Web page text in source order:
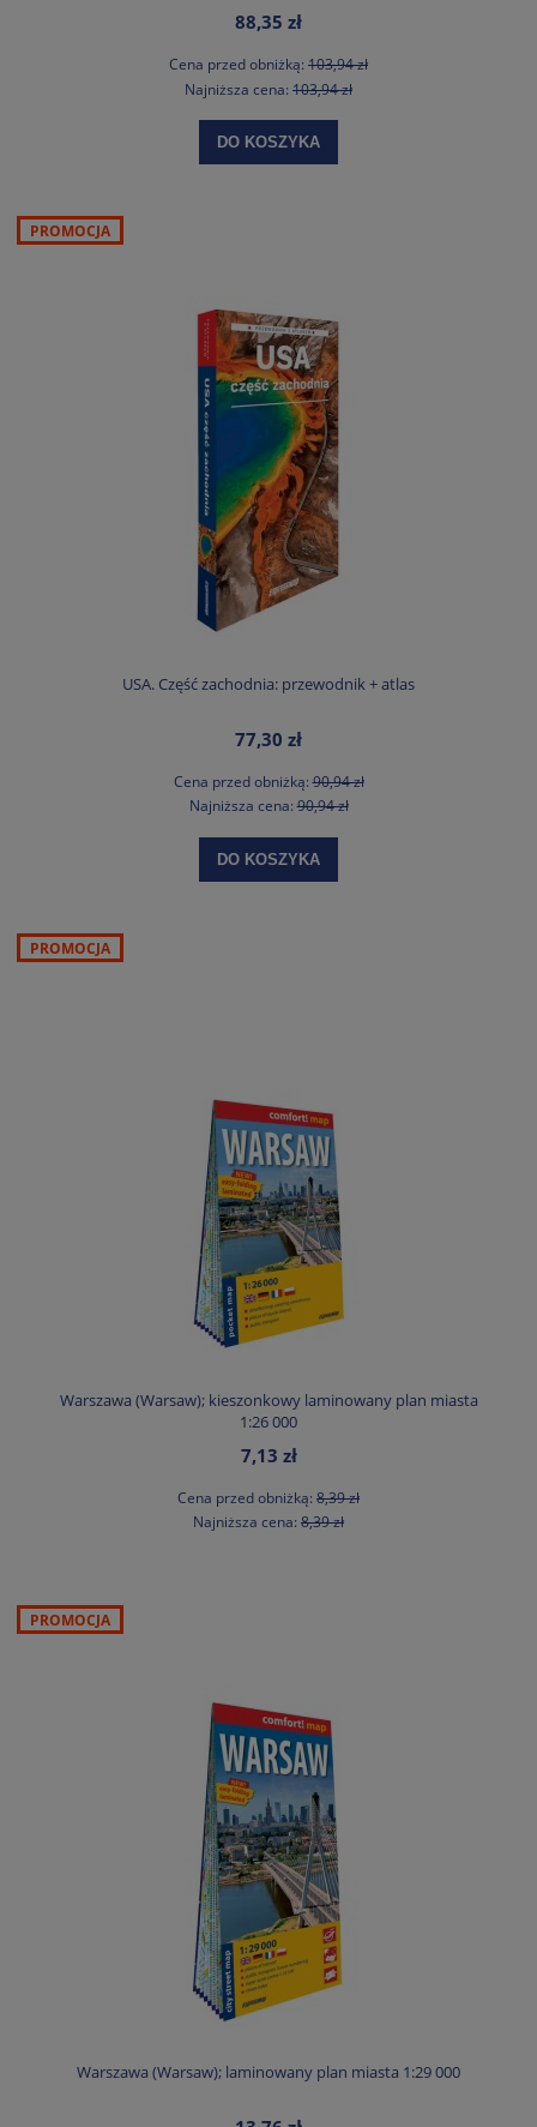
88,35 zł
Cena przed obniżką: 103,94 zł
Najniższa cena: 103,94 zł
DO KOSZYKA
USA. Część zachodnia: przewodnik + atlas
77,30 zł
Cena przed obniżką:90,94 zł
Najniższa cena:90,94 zł
DO KOSZYKA
PROMOCJA
Warszawa (Warsaw); kieszonkowy laminowany plan miasta
1:26 000
7,13 zł
Cena przed obniżką: 8,39 zł
Najniższa cena: 8,39 zł
PROMOCJA
Warszawa (Warsaw); laminowany plan miasta 1:29 000
PROMOCJA